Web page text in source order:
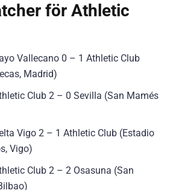
för Athletic
Vallecano 0 – 1 Athletic Club
Madrid)
Club 2 – 0 Sevilla (San Mamés
Vigo 2 – 1 Athletic Club (Estadio
Vigo)
Club 2 – 2 Osasuna (San